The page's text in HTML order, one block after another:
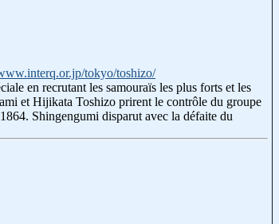
tokyo/toshizo/
en recrutant les samouraïs les plus forts et les
et Hijikata Toshizo prirent le contrôle du groupe
Shingengumi disparut avec la défaite du